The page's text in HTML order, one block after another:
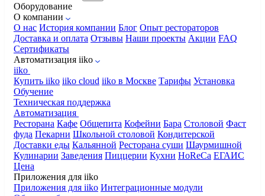
Оборудование
О компании
О нас История компании Блог Опыт рестораторов
Доставка и оплата Отзывы Наши проекты Акции FAQ
Сертификаты
Автоматизация iiko
iiko
Купить iiko iiko cloud iiko в Москве Тарифы Установка
Обучение
Техническая поддержка
Автоматизация
Ресторана Кафе Общепита Кофейни Бара Столовой Фаст
фуда Пекарни Школьной столовой Кондитерской
Доставки еды Кальянной Ресторана суши Шаурмишной
Кулинарии Заведения Пиццерии Кухни HoReCa ЕГАИС
Цена
Приложения для iiko
Приложения для iiko Интеграционные модули